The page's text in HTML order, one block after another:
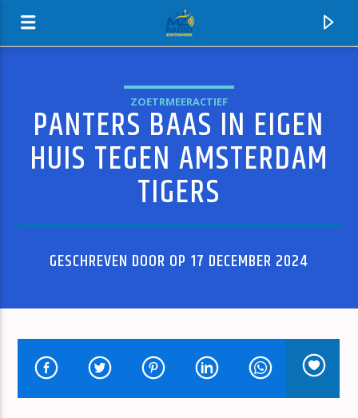
MZ-RADIO
HUIDIG NUMMER
HITS FROM THE HEARTLAND
CAMILLE JANSZEN
ZOETRMEERACTIEF
PANTERS BAAS IN EIGEN
HUIS TEGEN AMSTERDAM
TIGERS
GESCHREVEN DOOR OP 17 DECEMBER 2024